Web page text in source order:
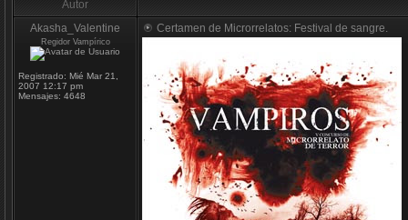
Autor
Akasha_Valentine
Regidor Vampírico
Registrado: Mié Mar 21,
2007 12:17 pm
Mensajes: 4648
Certamen de Microrrelatos: Festival de sangre.